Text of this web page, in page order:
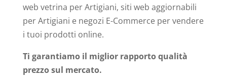
web vetrina per Artigiani, siti web aggiornabili
per Artigiani e negozi E-Commerce per vendere
i tuoi prodotti online.
Ti garantiamo il miglior rapporto qualità
prezzo sul mercato.